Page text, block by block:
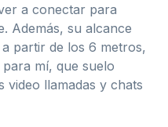
a conectar para
Además, su alcance
partir de los 6 metros,
mí, que suelo
video llamadas y chats